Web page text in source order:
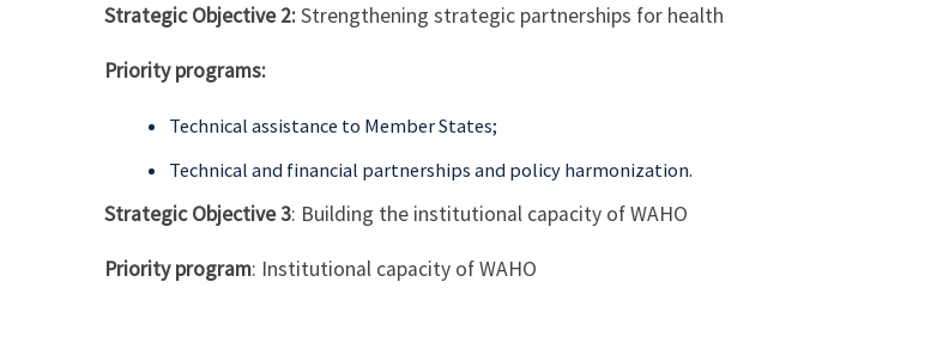
Strategic Objective 2:Strengthening strategic partnerships for health
Priority programs:
Technical assistance to Member States;
Technical and financial partnerships and policy harmonization.
Strategic Objective 3: Building the institutional capacity of WAHO
Priority program: Institutional capacity of WAHO